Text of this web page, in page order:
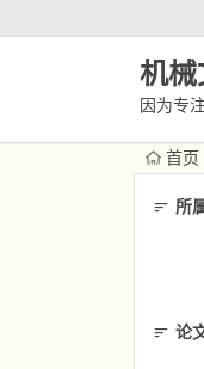
机械
因为专
首页
所
论